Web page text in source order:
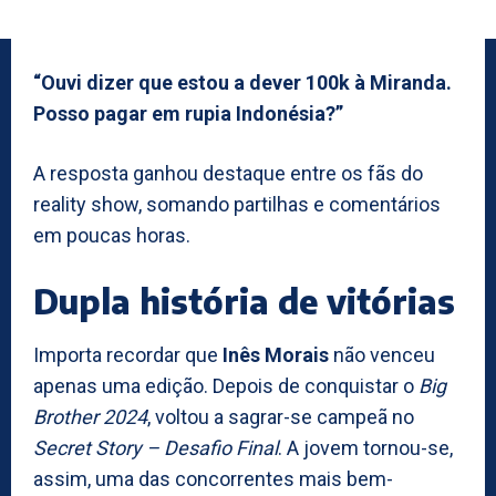
“Ouvi dizer que estou a dever 100k à Miranda.
Posso pagar em rupia Indonésia?”
A resposta ganhou destaque entre os fãs do
reality show, somando partilhas e comentários
em poucas horas.
Dupla história de vitórias
Importa recordar que Inês Morais não venceu
apenas uma edição. Depois de conquistar o Big
Brother 2024, voltou a sagrar-se campeã no
Secret Story – Desafio Final. A jovem tornou-se,
assim, uma das concorrentes mais bem-